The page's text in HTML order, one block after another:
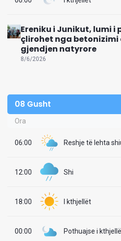
Ereniku i Junikut, lumi i
çlirohet nga betonizimi
gjendjen natyrore
8/6/2026
08 Gusht
Ora
06:00 Reshje të lehta
12:00 Shi
18:00 I kthjellët
00:00 Pothuajse i